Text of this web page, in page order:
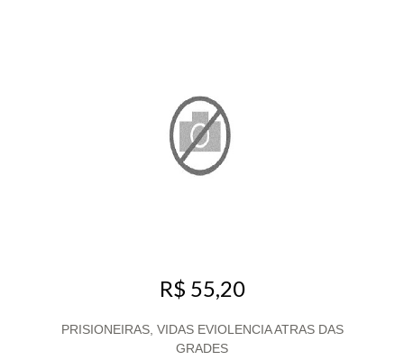
R$ 55,20
PRISIONEIRAS, VIDAS EVIOLENCIA ATRAS DAS
GRADES